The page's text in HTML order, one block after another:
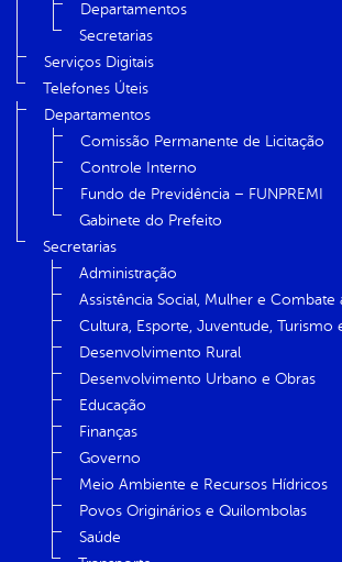
Departamentos
Secretarias
Serviços Digitais
Telefones Úteis
Departamentos
Comissão Permanente de Licitação
Controle Interno
Fundo de Previdência – FUNPREMI
Gabinete do Prefeito
Secretarias
Administração
Assistência Social, Mulher e Combate
Cultura, Esporte, Juventude, Turismo
Desenvolvimento Rural
Desenvolvimento Urbano e Obras
Educação
Finanças
Governo
Meio Ambiente e Recursos Hídricos
Povos Originários e Quilombolas
Saúde